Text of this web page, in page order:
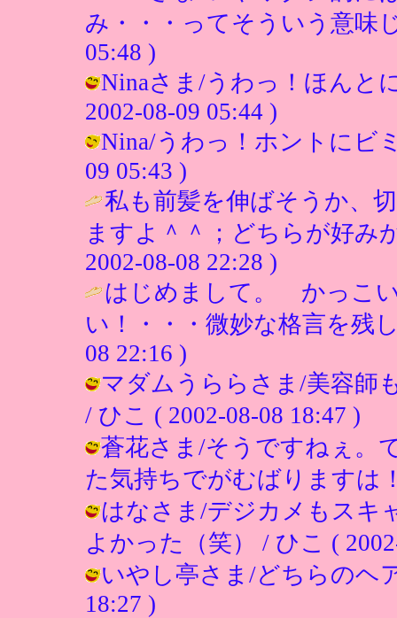
み・・・ってそういう意味
05:48 )
Ninaさま/うわっ！ほんと
2002-08-09 05:44 )
Nina/うわっ！ホントにビ
09 05:43 )
私も前髪を伸ばそうか、
ますよ＾＾；どちらが好み
2002-08-08 22:28 )
はじめまして。 かっこ
い！・・・微妙な格言を残
08 22:16 )
マダムうららさま/美容師
/ ひこ ( 2002-08-08 18:47 )
蒼花さま/そうですねぇ。
た気持ちでがむばりますは
はなさま/デジカメもスキ
よかった（笑） / ひこ (
いやし亭さま/どちらのヘ
18:27 )